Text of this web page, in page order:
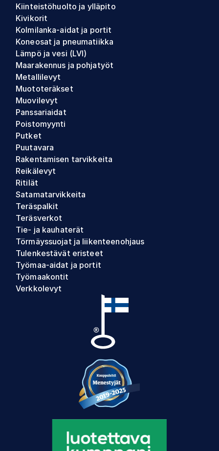
Kiinteistöhuolto ja ylläpito
Kivikorit
Kolmilanka-aidat ja portit
Koneosat ja pneumatiikka
Lämpö ja vesi (LVI)
Maarakennus ja pohjatyöt
Metallilevyt
Muototeräkset
Muovilevyt
Panssariaidat
Poistomyynti
Putket
Puutavara
Rakentamisen tarvikkeita
Reikälevyt
Ritilät
Satamatarvikkeita
Teräspalkit
Teräsverkot
Tie- ja kauhaterät
Törmäyssuojat ja liikenteenohjaus
Tulenkestävät eristeet
Työmaa-aidat ja portit
Työmaakontit
Verkkolevyt